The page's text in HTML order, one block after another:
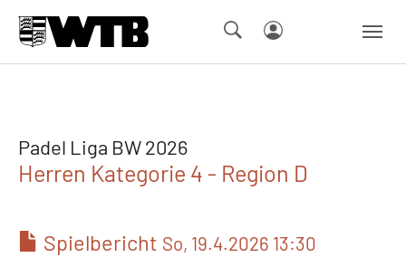
Padel Liga BW 2026
Herren Kategorie 4 - Region D
Spielbericht So, 19.4.2026 13:30